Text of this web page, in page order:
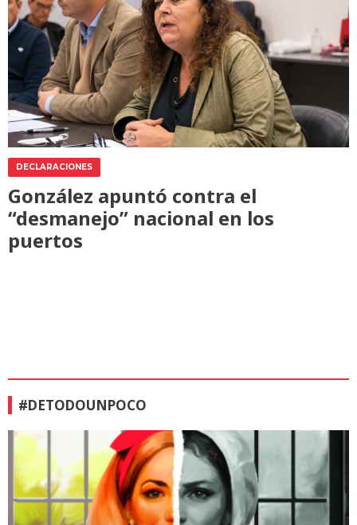
DECLARACIONES
González apuntó contra el
“desmanejo” nacional en los
puertos
#DETODOUNPOCO